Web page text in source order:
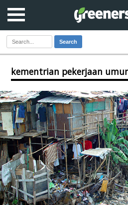
Search
kementrian pekerjaan